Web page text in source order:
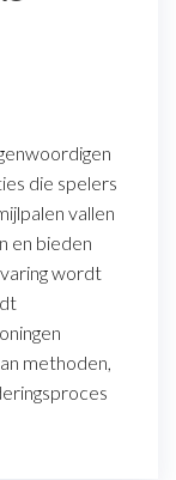
die spelers
vallen
en bieden
wordt
methoden,